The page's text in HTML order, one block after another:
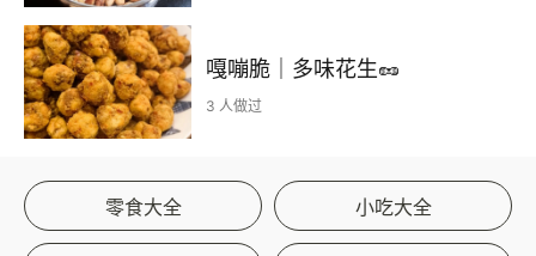
嘎嘣脆｜多味花生🥜
3 人做过
零食大全 小吃大全